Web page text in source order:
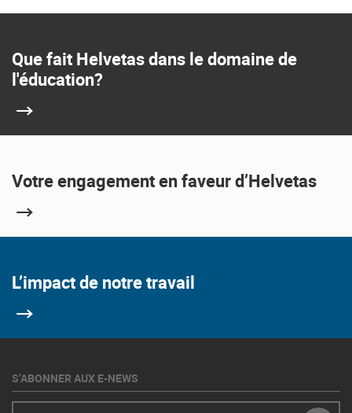
Que fait Helvetas dans le domaine de
l'éducation?
Votre engagement en faveur d’Helvetas
L’impact de notre travail
S’ABONNER AUX E-NEWS